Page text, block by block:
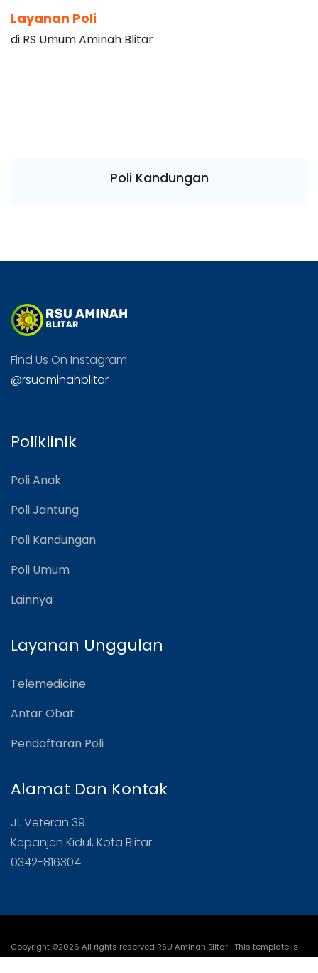
Layanan Poli
di RS Umum Aminah Blitar
Poli Kandungan
Find Us On Instagram
@rsuaminahblitar
Poliklinik
Poli Anak
Poli Jantung
Poli Kandungan
Poli Umum
Lainnya
Layanan Unggulan
Telemedicine
Antar Obat
Pendaftaran Poli
Alamat Dan Kontak
Jl. Veteran 39
Kepanjen Kidul, Kota Blitar
0342-816304
Copyright ©2026 All rights reserved RSU Aminah Blitar | This template is